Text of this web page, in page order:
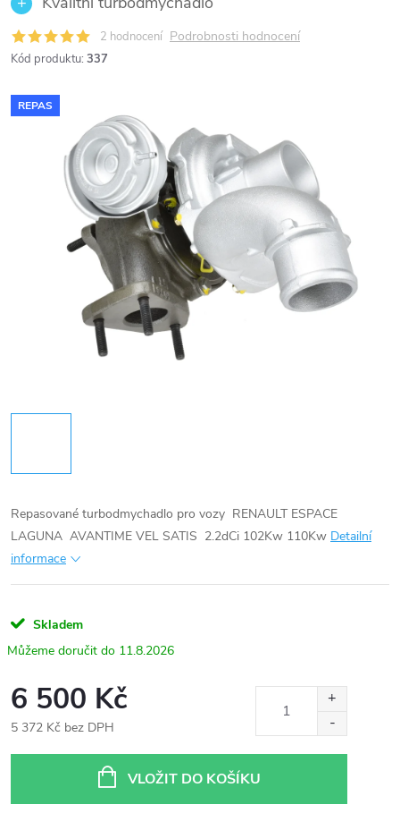
2 hodnocení Podrobnosti hodnocení
Kód produktu: 337
REPAS
Repasované turbodmychadlo pro vozy RENAULT ESPACE
LAGUNA AVANTIME VEL SATIS 2.2dCi 102Kw 110Kw Detailní
informace
Skladem
11.8.2026
6 500 Kč
5 372 Kč bez DPH
VLOŽIT DO KOŠÍKU